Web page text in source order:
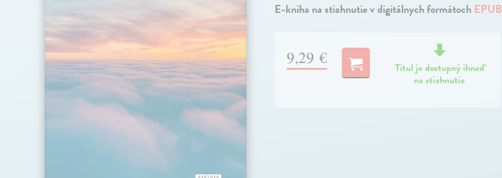
E-kniha na stiahnutie v digitálnych formátochEPUB
9,29 €
Titul je dostupný ihneď
na stiahnutie